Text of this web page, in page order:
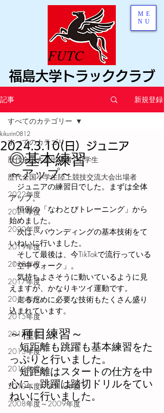
福島大学トラッククラブ
FUTC
ME
NU
記事 新規登録
すべてのカテゴリー
歴代全国大会出場者/中学生
歴代全国小学生陸上競技交流大会出場者
2022年度
2021年度
2020年度
2019年度
2018年度
2017年度
2016年度
2015年度
2014年度
2013年度
2012年度
2010年度～2011年度
2008年度～2009年度
すべてのカテゴリー
2024.3.10(日）ジュニア
kikurin0812
◎基本練習
～アップ～
ジュニアの練習日でした。まずは全体
アップ。
恒例の「なわとびトレーニング」から
始めました。
次は、バウンディングの基本技術をて
いねいに行いました。
そして最後は、今TikTokで流行っている
「空中ウォーク」。
気持ちよさそうに動いているように見
えますが、かなりキツイ運動です。
走るために必要な技術もたくさん盛り
込まれています。
～種目練習～
短距離も跳躍も基本練習をた
っぷりと行いました。
短距離はスタートの仕方を中
心に、跳躍は踏切ドリルをてい
ねいに行いました。